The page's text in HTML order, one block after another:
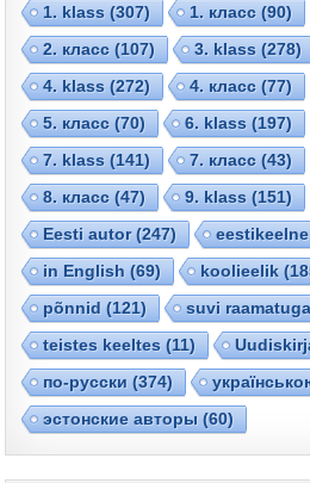
1. klass (307) 1. класс (90)
2. класс (107) 3. klass (278)
4. klass (272) 4. класс (77)
5. класс (70) 6. klass (197)
7. klass (141) 7. класс (43)
8. класс (47) 9. klass (151)
Eesti autor(247) eestikeelne
in English (69) koolieelik
põnnid (121) suvi raamatuga
teistes keeltes (11)
по-русски (374)
эстонские авторы (60)